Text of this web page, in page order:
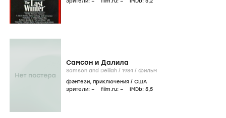
Самсон и Далила
Samson and Delilah / 1984 / фильм
фэнтези, приключения / США
зрители: – film.ru: – IMDb: 5,5